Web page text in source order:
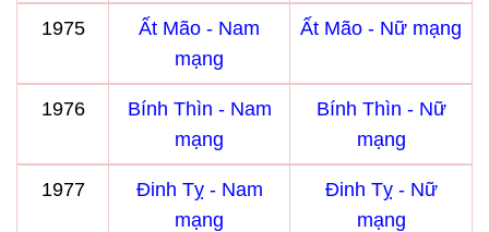
1975
Ất Mão - Nam
mạng
Ất Mão - Nữ mạng
1976
Bính Thìn - Nam
mạng
Bính Thìn - Nữ
mạng
1977
Đinh Tỵ - Nam
mạng
Đinh Tỵ - Nữ
mạng